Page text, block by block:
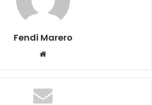
Fendi Marero